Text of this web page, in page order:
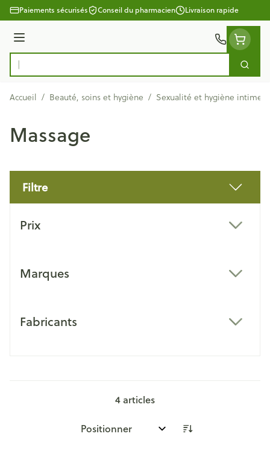
Aller au contenu
Paiements sécurisés Conseil du pharmacien Livraison rapide
Menu
Rechercher
Accueil / Beauté, soins et hygiène / Sexualité et hygiène intime
Massage
Filtre
Prix
Marques
Fabricants
4 articles
Trier par: